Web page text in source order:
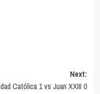
Next:
Católica 1 vs Juan XXIII 0